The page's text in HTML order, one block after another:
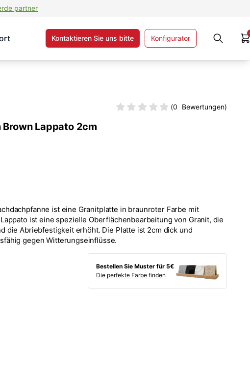
partner
Kontaktieren Sie uns bitte Konfigurator
(0 Bewertungen)
Lappato 2cm
ist eine Granitplatte in braunroter Farbe mit
ist eine spezielle Oberflächenbearbeitung von Granit, die
die Abriebfestigkeit erhöht. Die Platte ist 2cm dick und
gegen Witterungseinflüsse.
Bestellen Sie Muster für 5€
Die perfekte Farbe finden